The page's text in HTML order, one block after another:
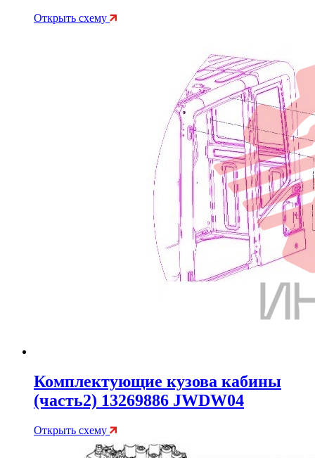
Открыть схему
Комплектующие кузова кабины
(часть2) 13269886 JWDW04
Открыть схему